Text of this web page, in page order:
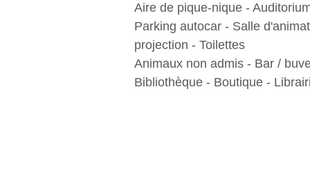
Aire de pique-nique -
Parking autocar - Salle
projection - Toilettes
Animaux non admis - Bar /
Bibliothèque - Boutique -